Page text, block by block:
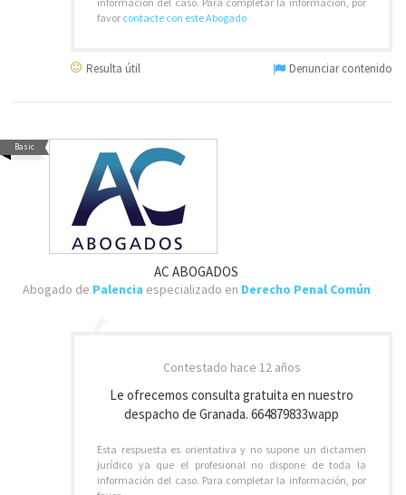
favor contacte con este Abogado
Resulta útil Denunciar contenido
Basic
AC ABOGADOS
Abogado de Palencia especializado en Derecho Penal Común
Contestado hace 12 años
Le ofrecemos consulta gratuita en nuestro
despacho de Granada. 664879833wapp
Esta respuesta es orientativa y no supone un dictamen
jurídico ya que el profesional no dispone de toda la
información del caso. Para completar la información, por